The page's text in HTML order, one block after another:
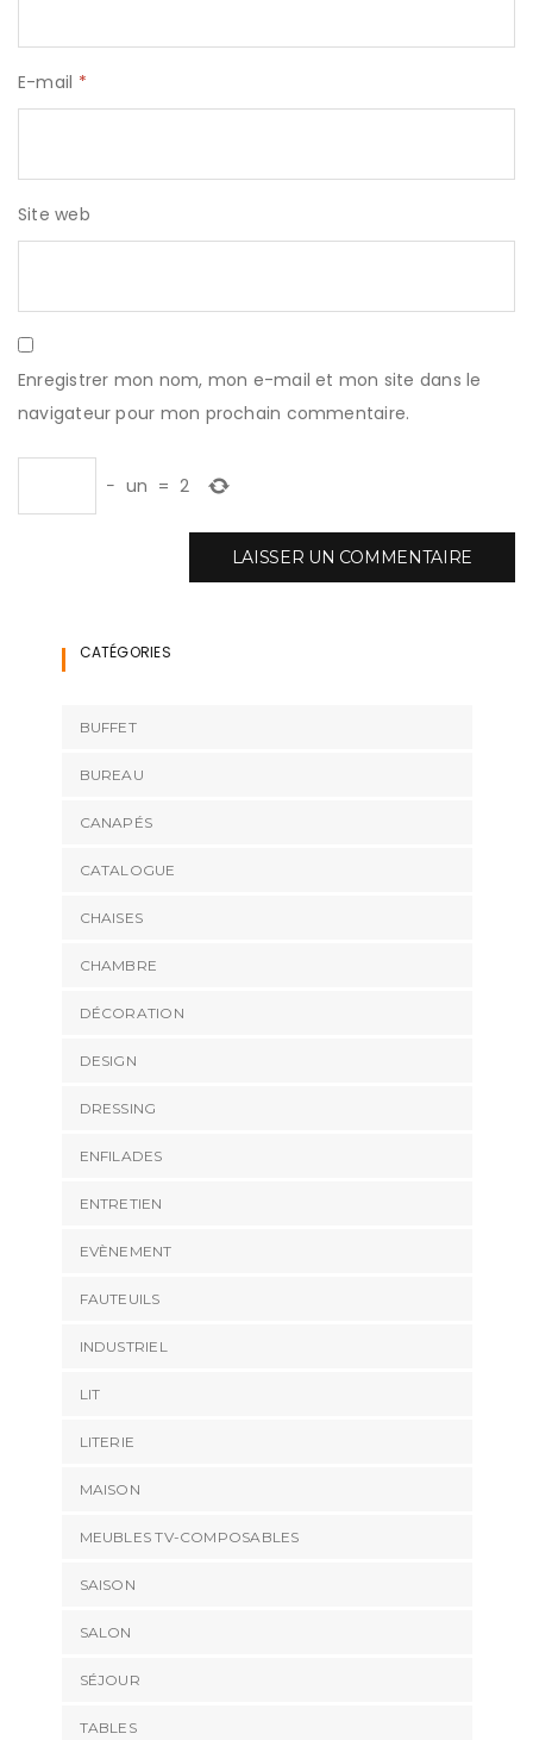
E-mail *
Site web
Enregistrer mon nom, mon e-mail et mon site dans le
navigateur pour mon prochain commentaire.
− un = 2
CATÉGORIES
BUFFET
BUREAU
CANAPÉS
CATALOGUE
CHAISES
CHAMBRE
DÉCORATION
DESIGN
DRESSING
ENFILADES
ENTRETIEN
EVÈNEMENT
FAUTEUILS
INDUSTRIEL
LIT
LITERIE
MAISON
MEUBLES TV-COMPOSABLES
SAISON
SALON
SÉJOUR
TABLES